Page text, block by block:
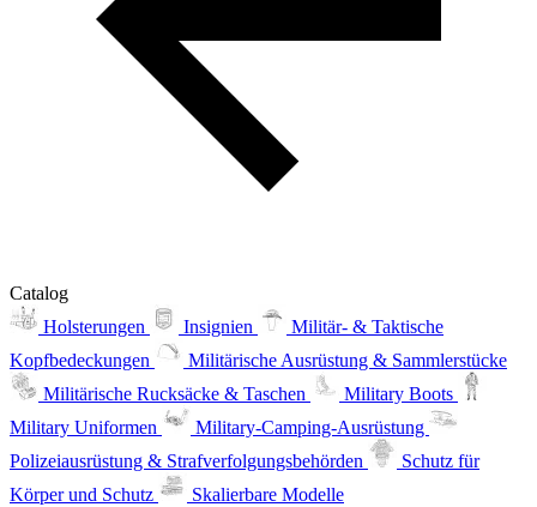
Catalog
Holsterungen
Insignien
Militär- & Taktische
Kopfbedeckungen
Militärische Ausrüstung & Sammlerstücke
Militärische Rucksäcke & Taschen
Military Boots
Military Uniformen
Military-Camping-Ausrüstung
Polizeiausrüstung & Strafverfolgungsbehörden
Schutz für
Körper und Schutz
Skalierbare Modelle